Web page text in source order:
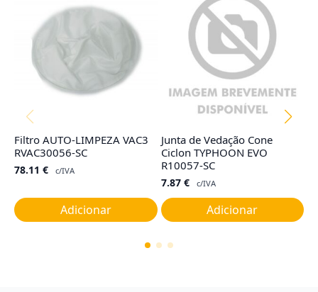
Filtro AUTO-LIMPEZA VAC3
RVAC30056-SC
78.11 € c/IVA
Adicionar
Junta de Vedação Cone
Ciclon TYPHOON EVO
R10057-SC
7.87 € c/IVA
Adicionar